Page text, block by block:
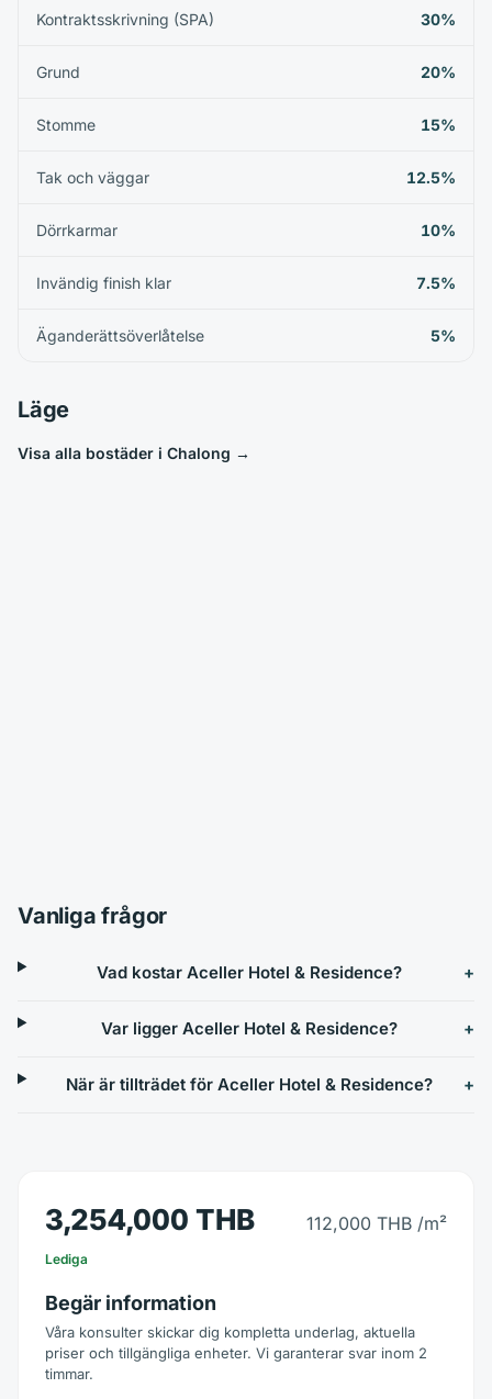
Kontraktsskrivning (SPA) 30%
Grund 20%
Stomme 15%
Tak och väggar 12.5%
Dörrkarmar 10%
Invändig finish klar 7.5%
Äganderättsöverlåtelse 5%
Läge
Visa alla bostäder i Chalong →
Vanliga frågor
Vad kostar Aceller Hotel & Residence?
Var ligger Aceller Hotel & Residence?
När är tillträdet för Aceller Hotel & Residence?
3,254,000 THB 112,000 THB /m²
Lediga
Begär information
Våra konsulter skickar dig kompletta underlag, aktuella
priser och tillgängliga enheter. Vi garanterar svar inom 2
timmar.